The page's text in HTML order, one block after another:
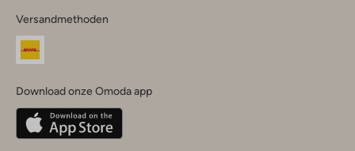
dein
Land
Belgique(Français)
Deutschland
Versandmethoden
Download onze Omoda app